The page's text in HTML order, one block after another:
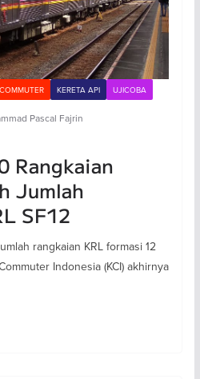
KERETA API UJICOBA
Pascal Fajrin
Rangkaian
Jumlah
SF12
rangkaian KRL formasi 12
Indonesia (KCI) akhirnya